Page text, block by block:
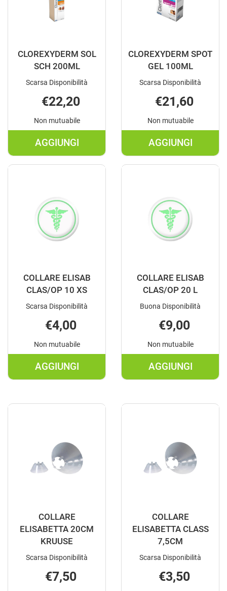
CLOREXYDERM SOL
SCH 200ML
Scarsa Disponibilità
€22,20
Non mutuabile
AGGIUNGI
AGGIUNGI CLOREXYDERM
SOL
CARRELLO
CLOREXYDERM SPOT
GEL 100ML
Scarsa Disponibilità
€21,60
Non mutuabile
AGGIUNGI
AGGIUNGI
SPOT
CARRELLO
COLLARE ELISAB
CLAS/OP 10 XS
Scarsa Disponibilità
€4,00
Non mutuabile
AGGIUNGI
AGGIUNGI COLLARE
CLAS/OP
CARRELLO
COLLARE ELISAB
CLAS/OP 20 L
Buona Disponibilità
€9,00
Non mutuabile
AGGIUNGI
AGGIUNGI
CLAS/OP
CARRELLO
COLLARE
ELISABETTA 20CM
KRUUSE
Scarsa Disponibilità
€7,50
COLLARE
ELISABETTA CLASS
7,5CM
Scarsa Disponibilità
€3,50